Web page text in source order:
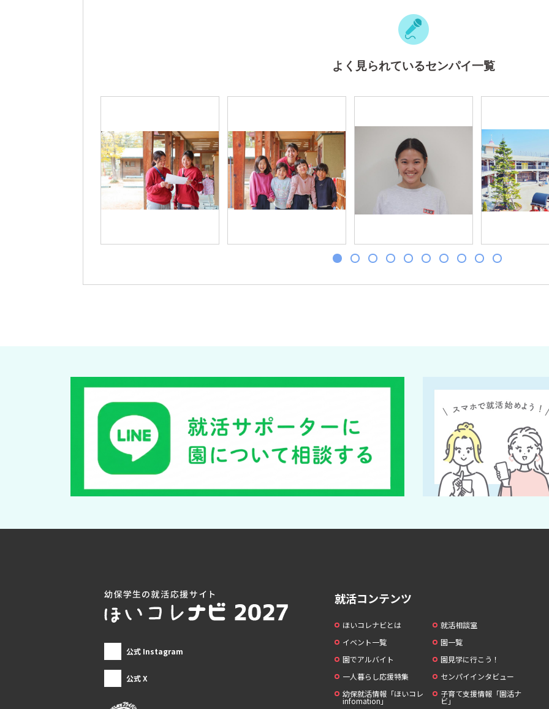
よく見られているセンパイ一覧
公式 Instagram
公式 X
就活コンテンツ
ほいコレナビとは
就活相談室
イベント一覧
園一覧
園でアルバイト
園見学に行こう！
一人暮らし応援特集
センパイインタビュー
幼保就活情報「ほいコレ
infomation」
子育て支援情報「園活ナ
ビ」